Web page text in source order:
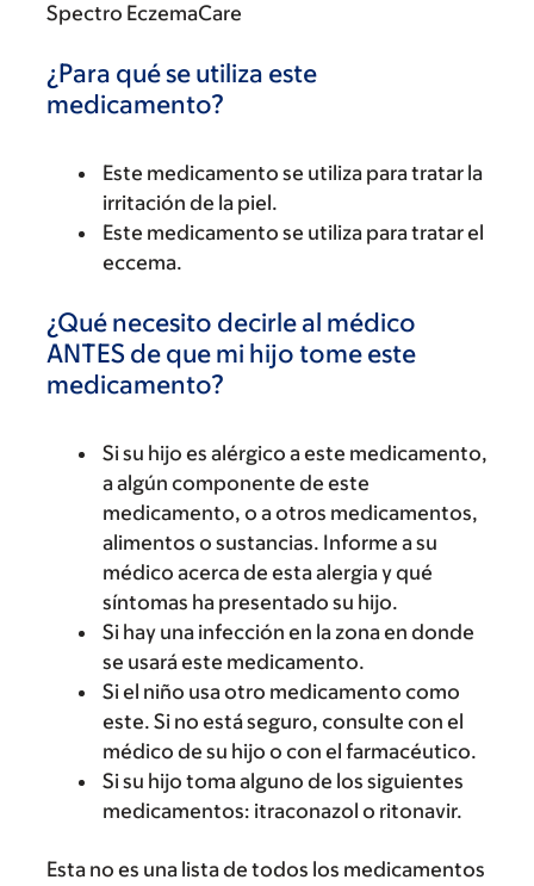
Spectro EczemaCare
¿Para qué se utiliza este
medicamento?
Este medicamento se utiliza para tratar la
irritación de la piel.
Este medicamento se utiliza para tratar el
eccema.
¿Qué necesito decirle al médico
ANTES de que mi hijo tome este
medicamento?
Si su hijo es alérgico a este medicamento,
a algún componente de este
medicamento, o a otros medicamentos,
alimentos o sustancias. Informe a su
médico acerca de esta alergia y qué
síntomas ha presentado su hijo.
Si hay una infección en la zona en donde
se usará este medicamento.
Si el niño usa otro medicamento como
este. Si no está seguro, consulte con el
médico de su hijo o con el farmacéutico.
Si su hijo toma alguno de los siguientes
medicamentos: itraconazol o ritonavir.
Esta no es una lista de todos los medicamentos